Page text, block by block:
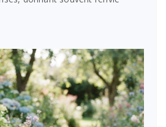
au
Les
meilleures
idées
de
voyage